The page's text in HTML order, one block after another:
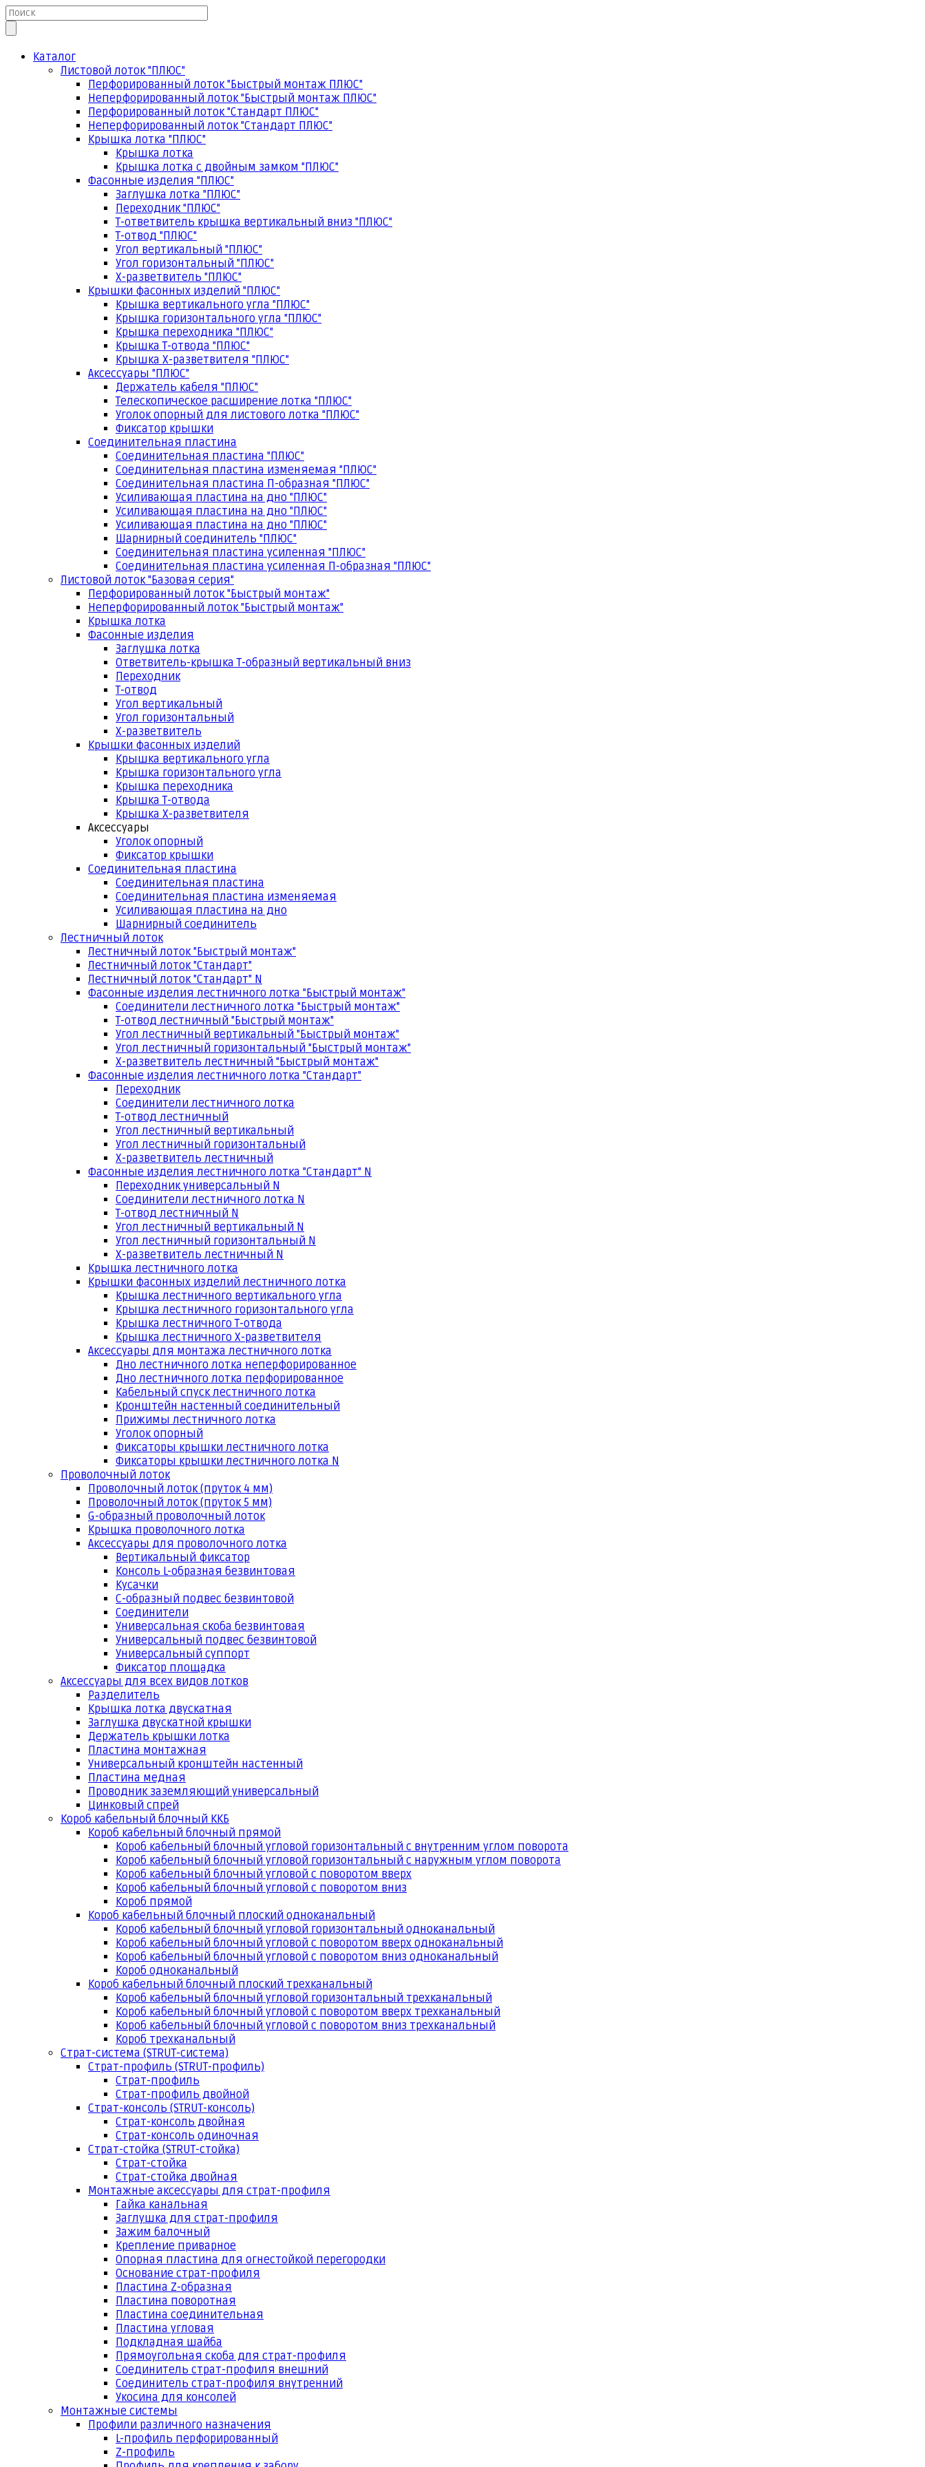
Каталог
Листовой лоток "ПЛЮС"
Перфорированный лоток "Быстрый монтаж ПЛЮС"
Неперфорированный лоток "Быстрый монтаж ПЛЮС"
Перфорированный лоток "Стандарт ПЛЮС"
Неперфорированный лоток "Стандарт ПЛЮС"
Крышка лотка "ПЛЮС"
Крышка лотка
Крышка лотка с двойным замком "ПЛЮС"
Фасонные изделия "ПЛЮС"
Заглушка лотка "ПЛЮС"
Переходник "ПЛЮС"
Т-ответвитель крышка вертикальный вниз "ПЛЮС"
Т-отвод "ПЛЮС"
Угол вертикальный "ПЛЮС"
Угол горизонтальный "ПЛЮС"
Х-разветвитель "ПЛЮС"
Крышки фасонных изделий "ПЛЮС"
Крышка вертикального угла "ПЛЮС"
Крышка горизонтального угла "ПЛЮС"
Крышка переходника "ПЛЮС"
Крышка Т-отвода "ПЛЮС"
Крышка Х-разветвителя "ПЛЮС"
Аксессуары "ПЛЮС"
Держатель кабеля "ПЛЮС"
Телескопическое расширение лотка "ПЛЮС"
Уголок опорный для листового лотка "ПЛЮС"
Фиксатор крышки
Соединительная пластина
Соединительная пластина "ПЛЮС"
Соединительная пластина изменяемая "ПЛЮС"
Соединительная пластина П-образная "ПЛЮС"
Усиливающая пластина на дно "ПЛЮС"
Усиливающая пластина на дно "ПЛЮС"
Усиливающая пластина на дно "ПЛЮС"
Шарнирный соединитель "ПЛЮС"
Соединительная пластина усиленная "ПЛЮС"
Соединительная пластина усиленная П-образная "ПЛЮС"
Листовой лоток "Базовая серия"
Перфорированный лоток "Быстрый монтаж"
Неперфорированный лоток "Быстрый монтаж"
Крышка лотка
Фасонные изделия
Заглушка лотка
Ответвитель-крышка Т-образный вертикальный вниз
Переходник
Т-отвод
Угол вертикальный
Угол горизонтальный
Х-разветвитель
Крышки фасонных изделий
Крышка вертикального угла
Крышка горизонтального угла
Крышка переходника
Крышка Т-отвода
Крышка Х-разветвителя
Аксессуары
Уголок опорный
Фиксатор крышки
Соединительная пластина
Соединительная пластина
Соединительная пластина изменяемая
Усиливающая пластина на дно
Шарнирный соединитель
Лестничный лоток
Лестничный лоток "Быстрый монтаж"
Лестничный лоток "Стандарт"
Лестничный лоток "Стандарт" N
Фасонные изделия лестничного лотка "Быстрый монтаж"
Соединители лестничного лотка "Быстрый монтаж"
Т-отвод лестничный "Быстрый монтаж"
Угол лестничный вертикальный "Быстрый монтаж"
Угол лестничный горизонтальный "Быстрый монтаж"
Х-разветвитель лестничный "Быстрый монтаж"
Фасонные изделия лестничного лотка "Стандарт"
Переходник
Соединители лестничного лотка
Т-отвод лестничный
Угол лестничный вертикальный
Угол лестничный горизонтальный
Х-разветвитель лестничный
Фасонные изделия лестничного лотка "Стандарт" N
Переходник универсальный N
Соединители лестничного лотка N
Т-отвод лестничный N
Угол лестничный вертикальный N
Угол лестничный горизонтальный N
Х-разветвитель лестничный N
Крышка лестничного лотка
Крышки фасонных изделий лестничного лотка
Крышка лестничного вертикального угла
Крышка лестничного горизонтального угла
Крышка лестничного Т-отвода
Крышка лестничного Х-разветвителя
Аксессуары для монтажа лестничного лотка
Дно лестничного лотка неперфорированное
Дно лестничного лотка перфорированное
Кабельный спуск лестничного лотка
Кронштейн настенный соединительный
Прижимы лестничного лотка
Уголок опорный
Фиксаторы крышки лестничного лотка
Фиксаторы крышки лестничного лотка N
Проволочный лоток
Проволочный лоток (пруток 4 мм)
Проволочный лоток (пруток 5 мм)
G-образный проволочный лоток
Крышка проволочного лотка
Аксессуары для проволочного лотка
Вертикальный фиксатор
Консоль L-образная безвинтовая
Кусачки
С-образный подвес безвинтовой
Соединители
Универсальная скоба безвинтовая
Универсальный подвес безвинтовой
Универсальный суппорт
Фиксатор площадка
Аксессуары для всех видов лотков
Разделитель
Крышка лотка двускатная
Заглушка двускатной крышки
Держатель крышки лотка
Пластина монтажная
Универсальный кронштейн настенный
Пластина медная
Проводник заземляющий универсальный
Цинковый спрей
Короб кабельный блочный ККБ
Короб кабельный блочный прямой
Короб кабельный блочный угловой горизонтальный с внутренним углом поворота
Короб кабельный блочный угловой горизонтальный с наружным углом поворота
Короб кабельный блочный угловой с поворотом вверх
Короб кабельный блочный угловой с поворотом вниз
Короб прямой
Короб кабельный блочный плоский одноканальный
Короб кабельный блочный угловой горизонтальный одноканальный
Короб кабельный блочный угловой с поворотом вверх одноканальный
Короб кабельный блочный угловой с поворотом вниз одноканальный
Короб одноканальный
Короб кабельный блочный плоский трехканальный
Короб кабельный блочный угловой горизонтальный трехканальный
Короб кабельный блочный угловой с поворотом вверх трехканальный
Короб кабельный блочный угловой с поворотом вниз трехканальный
Короб трехканальный
Страт-система (STRUT-система)
Страт-профиль (STRUT-профиль)
Страт-профиль
Страт-профиль двойной
Страт-консоль (STRUT-консоль)
Страт-консоль двойная
Страт-консоль одиночная
Страт-стойка (STRUT-стойка)
Страт-стойка
Страт-стойка двойная
Монтажные аксессуары для страт-профиля
Гайка канальная
Заглушка для страт-профиля
Зажим балочный
Крепление приварное
Опорная пластина для огнестойкой перегородки
Основание страт-профиля
Пластина Z-образная
Пластина поворотная
Пластина соединительная
Пластина угловая
Подкладная шайба
Прямоугольная скоба для страт-профиля
Соединитель страт-профиля внешний
Соединитель страт-профиля внутренний
Укосина для консолей
Монтажные системы
Профили различного назначения
L-профиль перфорированный
Z-профиль